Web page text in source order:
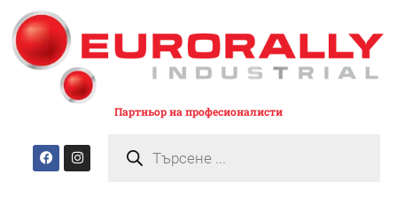
Партньор на професионалисти